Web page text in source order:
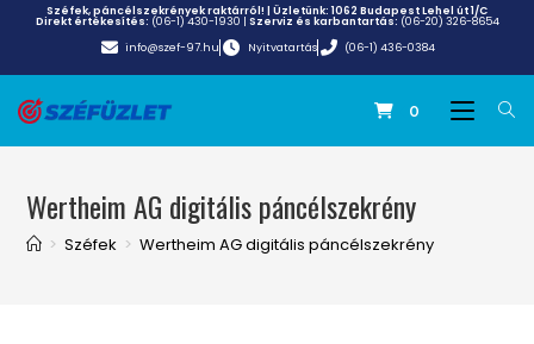
Széfek, páncélszekrények raktárról! | Üzletünk:1062 Budapest Lehel út 1/C
Direkt értékesítés: (06-1) 430-1930 | Szerviz és karbantartás: (06-20) 326-8654
info@szef-97.hu
Nyitvatartás (06-1) 436-0384
0
Wertheim AG digitális páncélszekrény
> Széfek > Wertheim AG digitális páncélszekrény